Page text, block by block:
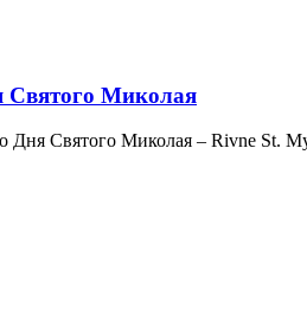
Святого Миколая
Дня Святого Миколая – Rivne St.